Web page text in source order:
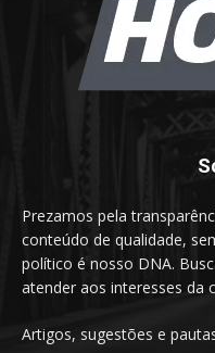
Prezamos pela
conteúdo de qualidade,
político é nosso DNA.
atender aos interesses da
Artigos, sugestões e